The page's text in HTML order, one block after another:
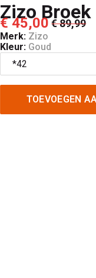
Zizo Broek
€ 45,00€ 89,99
Merk: Zizo
Kleur: Goud
TOEVOEGEN